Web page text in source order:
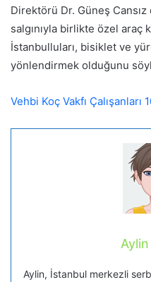
Direktörü Dr. Güneş Cansız
salgınıyla birlikte özel araç
İstanbulluları, bisiklet ve
yönlendirmek olduğunu
Vehbi Koç Vakfı Çalışanları
Aylin
Aylin, İstanbul merkezli